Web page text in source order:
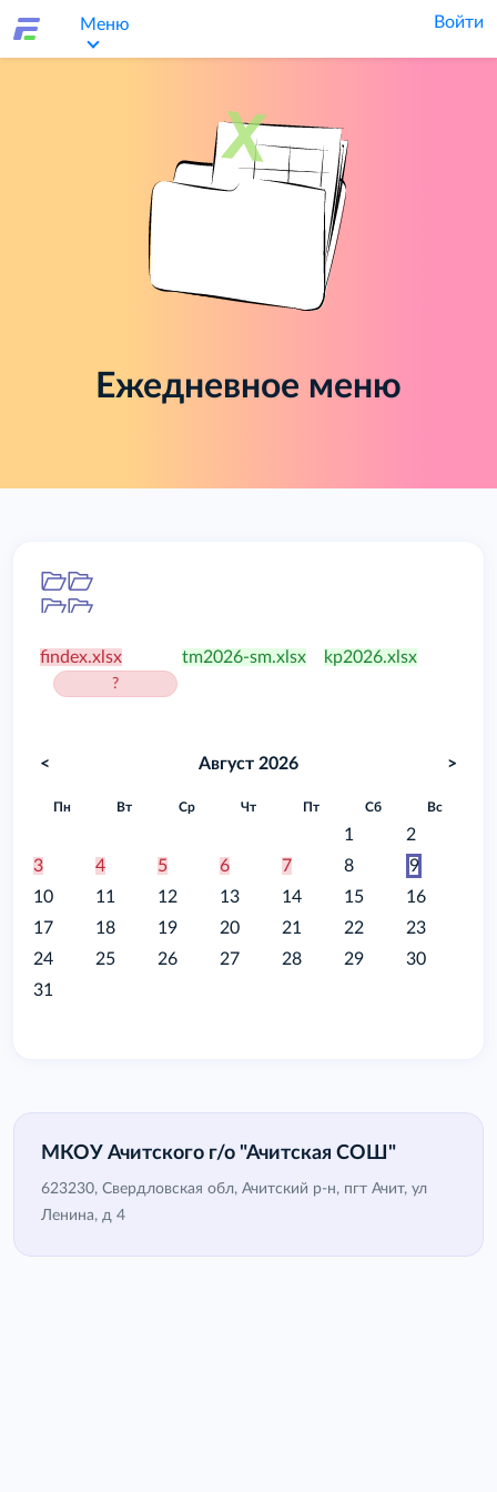
Меню Войти
Ежедневное меню
findex.xlsx
?
tm2026-sm.xlsx kp2026.xlsx
< Август 2026 >
Пн Вт Ср Чт Пт Сб Вс
1
2
3
4 5 6 7 8
9
10
11 12 13 14 15
16
17
18 19 20 21 22
23
24
25 26 27 28 29
30
31
МКОУ Ачитского г/о "Ачитская СОШ"
623230, Свердловская обл, Ачитский р-н, пгт Ачит, ул
Ленина, д 4